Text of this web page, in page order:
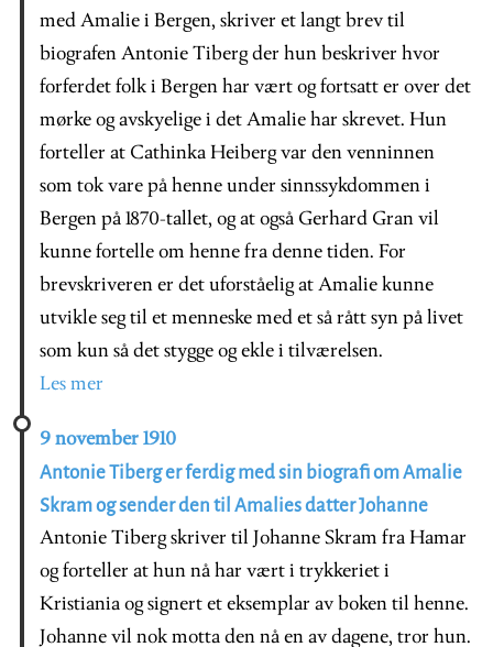
med Amalie i Bergen, skriver et langt brev til
biografen Antonie Tiberg der hun beskriver hvor
forferdet folk i Bergen har vært og fortsatt er over det
mørke og avskyelige i det Amalie har skrevet. Hun
forteller at Cathinka Heiberg var den venninnen
som tok vare på henne under sinnssykdommen i
Bergen på 1870-tallet, og at også Gerhard Gran vil
kunne fortelle om henne fra denne tiden. For
brevskriveren er det uforståelig at Amalie kunne
utvikle seg til et menneske med et så rått syn på livet
som kun så det stygge og ekle i tilværelsen.
Les mer
9 november 1910
Antonie Tiberg er ferdig med sin biografi om Amalie
Skram og sender den til Amalies datter Johanne
Antonie Tiberg skriver til Johanne Skram fra Hamar
og forteller at hun nå har vært i trykkeriet i
Kristiania og signert et eksemplar av boken til henne.
Johanne vil nok motta den nå en av dagene, tror hun.